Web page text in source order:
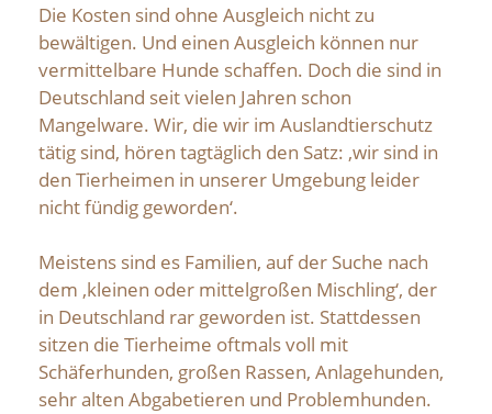
Die Kosten sind ohne Ausgleich nicht zu
bewältigen. Und einen Ausgleich können nur
vermittelbare Hunde schaffen. Doch die sind in
Deutschland seit vielen Jahren schon
Mangelware. Wir, die wir im Auslandtierschutz
tätig sind, hören tagtäglich den Satz: ‚wir sind in
den Tierheimen in unserer Umgebung leider
nicht fündig geworden‘.
Meistens sind es Familien, auf der Suche nach
dem ‚kleinen oder mittelgroßen Mischling‘, der
in Deutschland rar geworden ist. Stattdessen
sitzen die Tierheime oftmals voll mit
Schäferhunden, großen Rassen, Anlagehunden,
sehr alten Abgabetieren und Problemhunden.